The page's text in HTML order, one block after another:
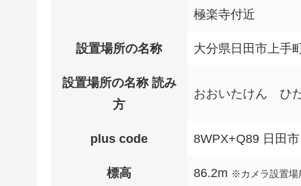
極楽寺付近
設置場所の名称 大分県日田市上手
設置場所の名称 読み
方
おおいたけん ひ
plus code 8WPX+Q89 日田
標高 86.2m ※カメラ設置場